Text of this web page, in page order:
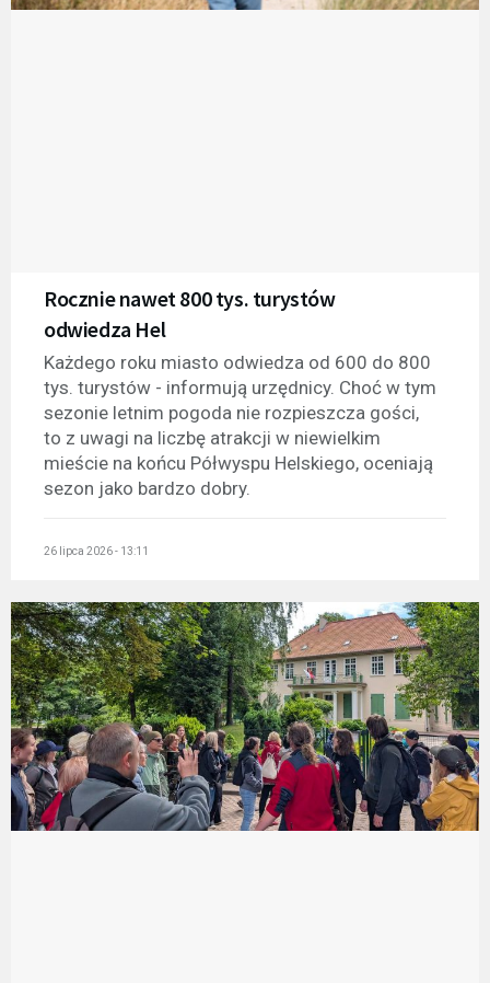
Rocznie nawet 800 tys. turystów
odwiedza Hel
Każdego roku miasto odwiedza od 600 do 800
tys. turystów - informują urzędnicy. Choć w tym
sezonie letnim pogoda nie rozpieszcza gości,
to z uwagi na liczbę atrakcji w niewielkim
mieście na końcu Półwyspu Helskiego, oceniają
sezon jako bardzo dobry.
26 lipca 2026 - 13:11